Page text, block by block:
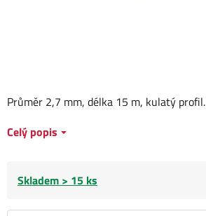
Průměr 2,7 mm, délka 15 m, kulatý profil.
Celý popis
Skladem > 15 ks